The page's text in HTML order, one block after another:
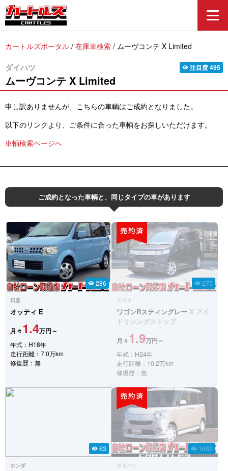
カートルズポータル / 在庫車検索 / ムーヴコンテ X Limited
ダイハツ
ムーヴコンテ X Limited
visibility 注目度495
申し訳ありませんが、こちらの車輌はご成約となりました。
以下のリンクより、ご条件に合った車輌をお探しいただけます。
車輌検索ページへ
ご成約となった車輌と、同じタイプの車があります
visibility 286
日産
オッティ E
月々1.4万円～
年式：H18年
走行距離：7.0万km
修復歴：無
visibility 275
スズキ
ワゴンRスティングレー X アイ
ドリンングストップ
月々1.9万円～
年式：H24年
走行距離：10.2万km
修復歴：無
visibility 63
ホンダ
visibility 1682
ダイハツ